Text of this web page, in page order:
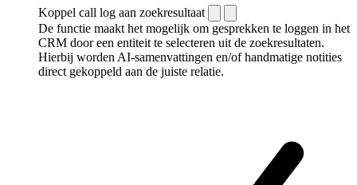
Koppel call log aan zoekresultaat
De functie maakt het mogelijk om gesprekken te loggen in het
CRM door een entiteit te selecteren uit de zoekresultaten.
Hierbij worden AI-samenvattingen en/of handmatige notities
direct gekoppeld aan de juiste relatie.